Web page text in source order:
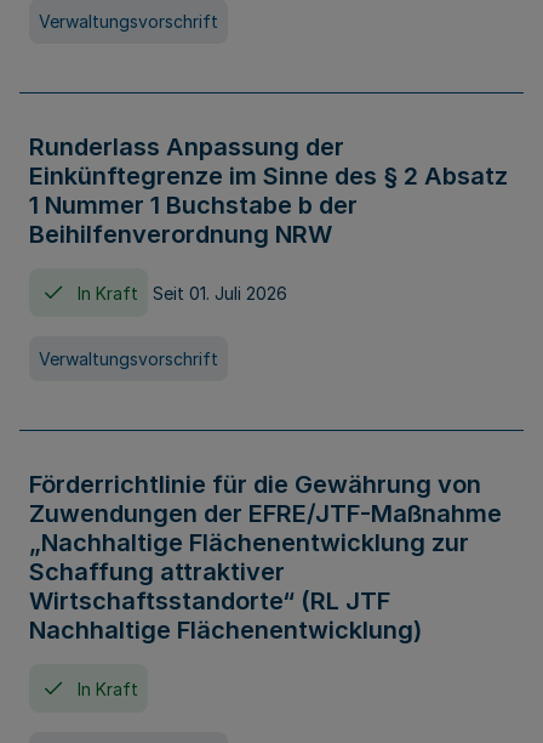
Verwaltungsvorschrift
Runderlass Anpassung der
Einkünftegrenze im Sinne des § 2 Absatz
1 Nummer 1 Buchstabe b der
Beihilfenverordnung NRW
In Kraft Seit 01. Juli 2026
Verwaltungsvorschrift
Förderrichtlinie für die Gewährung von
Zuwendungen der EFRE/JTF-Maßnahme
„Nachhaltige Flächenentwicklung zur
Schaffung attraktiver
Wirtschaftsstandorte“ (RL JTF
Nachhaltige Flächenentwicklung)
In Kraft